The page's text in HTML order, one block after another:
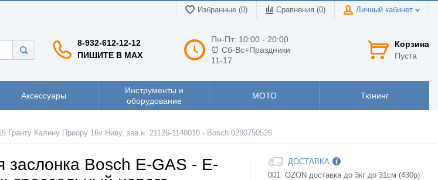
Избранные (0) Сравнения (0) Личный кабинет
8-932-612-12-12
ПИШИТЕ В MAX
Пн-Пт: 10:00 - 20:00
⏰ Сб-Вс+Праздники
11-17
Корзина
Пуста
Аксессуары
Инструменты и
оборудование
МОТО Тюнинг
Гранту Калину Приору 16v Ниву, зав.н. 21126-1148010 - Bosch 0280750526
заслонка Bosch E-GAS - Е-
ДОСТАВКА
001. OZON доставка до 3кг до 31см (430р)